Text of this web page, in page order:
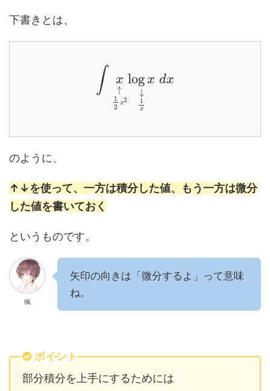
下書きとは、
∫ x
↑
1
2
x2
logx
↓
1
x
dx
のように、
↑↓を使って、一方は積分した値、もう一方は微分
した値を書いておく
というものです。
楓
矢印の向きは「微分するよ」って意味
ね。
ポイント
部分積分を上手にするためには